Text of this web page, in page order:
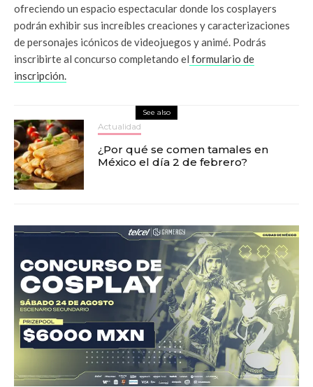
ofreciendo un espacio espectacular donde los cosplayers
podrán exhibir sus increíbles creaciones y caracterizaciones
de personajes icónicos de videojuegos y animé. Podrás
inscribirte al concurso completando el formulario de
inscripción.
See also
Actualidad
¿Por qué se comen tamales en
México el día 2 de febrero?